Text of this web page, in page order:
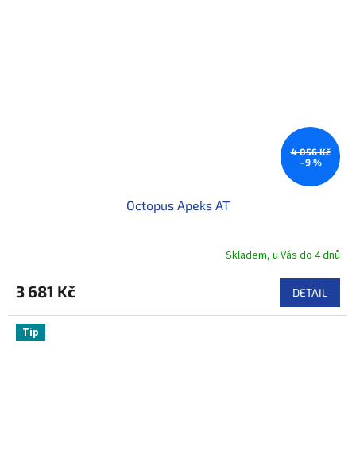
4 056 Kč
–9 %
Octopus Apeks AT
Skladem, u Vás do 4 dnů
3 681 Kč DETAIL
Tip